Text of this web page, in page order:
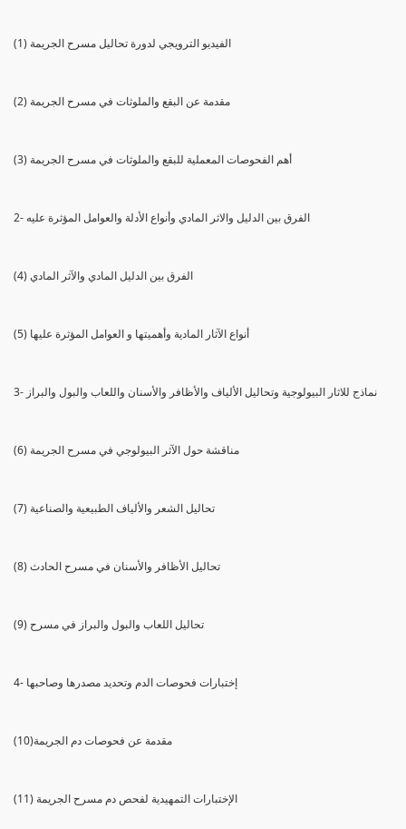
(1) الفيديو الترويجي لدورة تحاليل مسرح الجريمة
(2) مقدمة عن البقع والملوثات في مسرح الجريمة
(3) أهم الفحوصات المعملية للبقع والملوثات في مسرح الجريمة
2- الفرق بين الدليل والاثر المادي وأنواع الأدلة والعوامل المؤثرة عليه
(4) الفرق بين الدليل المادي والآثر المادي
(5) أنواع الآثار المادية وأهميتها و العوامل المؤثرة عليها
3- نماذج للاثار البيولوجية وتحاليل الألياف والأظافر والأسنان واللعاب والبول والبراز
(6) مناقشة حول الآثر البيولوجي في مسرح الجريمة
(7) تحاليل الشعر والألياف الطبيعية والصناعية
(8) تحاليل الأظافر والأسنان في مسرح الحادث
(9) تحاليل اللعاب والبول والبراز في مسرح
4- إختبارات فحوصات الدم وتحديد مصدرها وصاحبها
(10)مقدمة عن فحوصات دم الجريمة
(11) الإختبارات التمهيدية لفحص دم مسرح الجريمة